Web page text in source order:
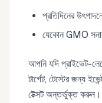
প্রতিদিনের
যেকোন GMO
আপনি যদি প্রাইভেট-
টার্গেট, টেস্টের জন্য
টেক্সট অন্তর্ভুক্ত